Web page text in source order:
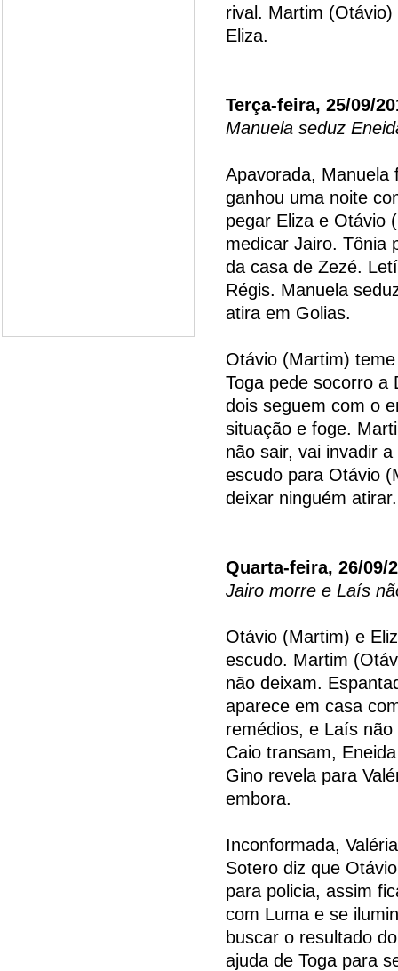
rival. Martim
Eliza.
Terça-feira, 25/09/
Manuela seduz
Apavorada, Manuela
ganhou uma noite
pegar Eliza e Otávio
medicar Jairo. Tônia
da casa de Zezé.
Régis. Manuela
atira em Golias.
Otávio (Martim)
Toga pede socorro a
dois seguem com o
situação e foge.
não sair, vai invadir
escudo para Otávio
deixar ninguém atirar.
Quarta-feira, 26/09/
Jairo morre e Laís
Otávio (Martim) e
escudo. Martim
não deixam.
aparece em casa
remédios, e Laís
Caio transam,
Gino revela para
embora.
Inconformada,
Sotero diz que
para policia, assim
com Luma e se
buscar o resultado
ajuda de Toga para